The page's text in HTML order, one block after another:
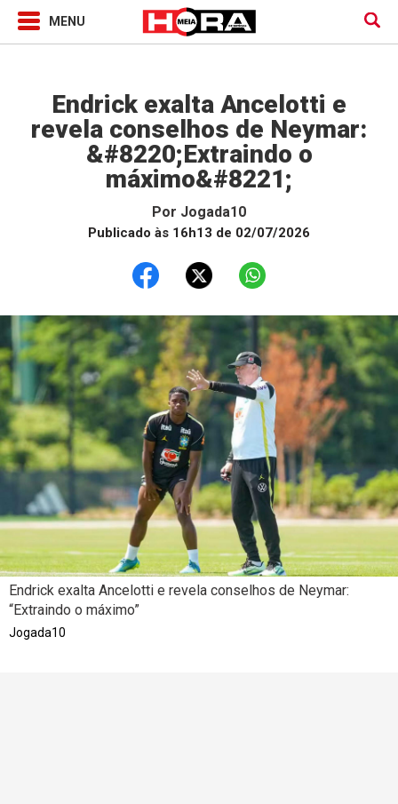
Endrick exalta Ancelotti e
revela conselhos de Neymar:
&#8220;Extraindo o
máximo&#8221;
Por Jogada10
Publicado às 16h13 de 02/07/2026
Endrick exalta Ancelotti e revela conselhos de Neymar:
“Extraindo o máximo”
Jogada10